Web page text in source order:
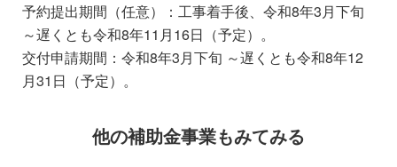
予約提出期間（任意）：工事着手後、令和8年3月下旬
～遅くとも令和8年11月16日（予定）。
交付申請期間：令和8年3月下旬 ～遅くとも令和8年12
月31日（予定）。
他の補助金事業もみてみる